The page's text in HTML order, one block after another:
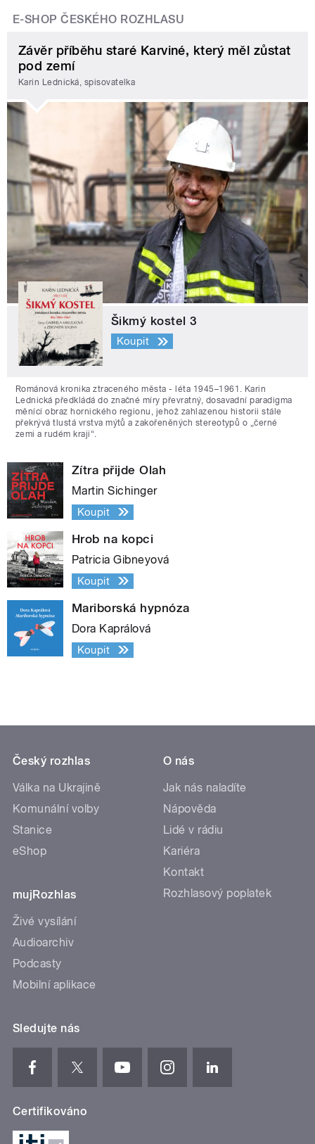
E-SHOP ČESKÉHO ROZHLASU
Závěr příběhu staré Karviné, který měl zůstat
pod zemí
Karin Lednická, spisovatelka
Šikmý kostel 3
Koupit
Románová kronika ztraceného města - léta 1945–1961. Karin
Lednická předkládá do značné míry převratný, dosavadní paradigma
měnící obraz hornického regionu, jehož zahlazenou historii stále
překrývá tlustá vrstva mýtů a zakořeněných stereotypů o „černé
zemi a rudém kraji“.
Zítra přijde Olah
Martin Sichinger
Koupit
Hrob na kopci
Patricia Gibneyová
Koupit
Mariborská hypnóza
Dora Kaprálová
Koupit
Český rozhlas
Válka na Ukrajině
Komunální volby
Stanice
eShop
mujRozhlas
Živé vysílání
Audioarchiv
Podcasty
Mobilní aplikace
O nás
Jak nás naladíte
Nápověda
Lidé v rádiu
Kariéra
Kontakt
Rozhlasový poplatek
Sledujte nás
Certifikováno